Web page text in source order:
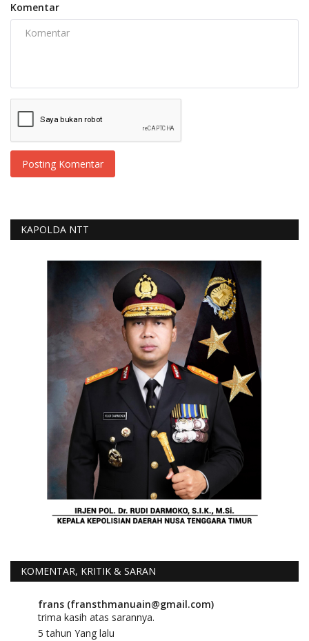
Komentar
Posting Komentar
KAPOLDA NTT
KOMENTAR, KRITIK & SARAN
frans (fransthmanuain@gmail.com)
trima kasih atas sarannya.
5 tahun Yang lalu